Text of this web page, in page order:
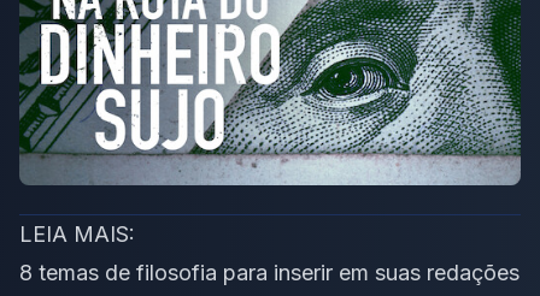
LEIA MAIS:
8 temas de filosofia para inserir em suas redações